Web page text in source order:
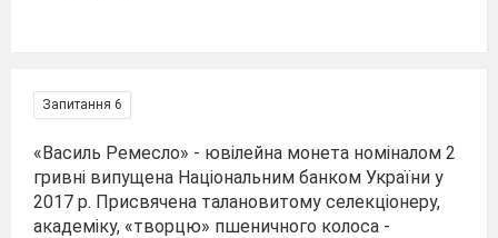
Запитання 6
«Василь Ремесло» - ювілейна монета номіналом 2
гривні випущена Національним банком України у
2017 р. Присвячена талановитому селекціонеру,
академіку, «творцю» пшеничного колоса -